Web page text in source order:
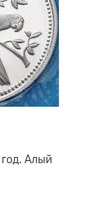
год. Алый